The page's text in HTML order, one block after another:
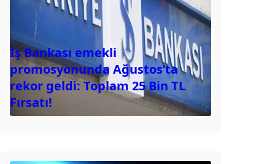
İş Bankası emekli
promosyonunda Ağustos’ta
rekor geldi: Toplam 25 Bin TL
Fırsatı!